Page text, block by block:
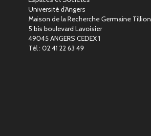
Université d'Angers
Maison de la Recherche Germaine Tillion
5 bis boulevard Lavoisier
49045 ANGERS CEDEX 1
Tél : 02 41 22 63 49